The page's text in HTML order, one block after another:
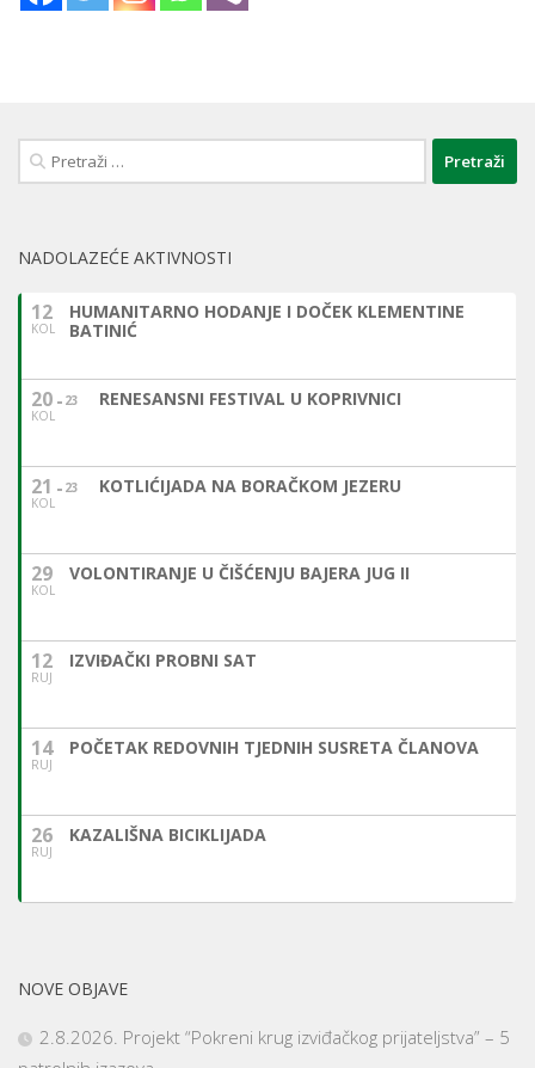
Pretraži:
NADOLAZEĆE AKTIVNOSTI
12
KOL
HUMANITARNO HODANJE I DOČEK KLEMENTINE
BATINIĆ
20
KOL
23 RENESANSNI FESTIVAL U KOPRIVNICI
21
KOL
23 KOTLIĆIJADA NA BORAČKOM JEZERU
29
KOL
VOLONTIRANJE U ČIŠĆENJU BAJERA JUG II
12
RUJ
IZVIĐAČKI PROBNI SAT
14
RUJ
POČETAK REDOVNIH TJEDNIH SUSRETA ČLANOVA
26
RUJ
KAZALIŠNA BICIKLIJADA
NOVE OBJAVE
2.8.2026. Projekt “Pokreni krug izviđačkog prijateljstva” – 5